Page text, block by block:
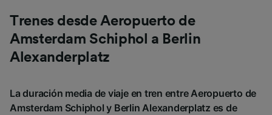
Trenes desde Aeropuerto de
Amsterdam Schiphol a Berlin
Alexanderplatz
La duración media de viaje en tren entre Aeropuerto de
Amsterdam Schiphol y Berlin Alexanderplatz es de